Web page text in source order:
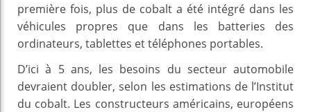
première fois, plus de cobalt a été intégré dans les
véhicules propres que dans les batteries des
ordinateurs, tablettes et téléphones portables.
D’ici à 5 ans, les besoins du secteur automobile
devraient doubler, selon les estimations de l’Institut
du cobalt. Les constructeurs américains, européens